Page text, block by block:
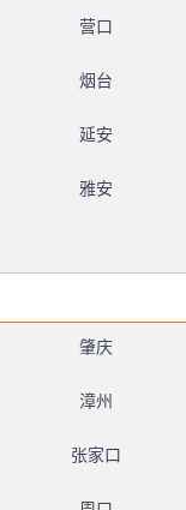
营口
烟台
延安
雅安
肇庆
漳州
张家口